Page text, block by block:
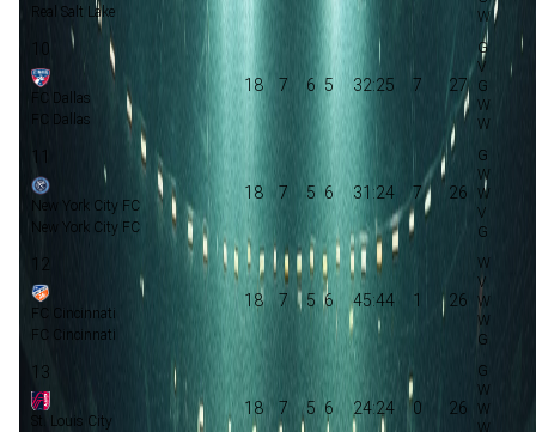
Real Salt Lake
10
FC Dallas
FC Dallas
18 7 6 5 32:25 7 27
11
New York City FC
New York City FC
18 7 5 6 31:24 7 26
12
FC Cincinnati
FC Cincinnati
18 7 5 6 45:44 1 26
13
St. Louis City
18 7 5 6 24:24 0 26